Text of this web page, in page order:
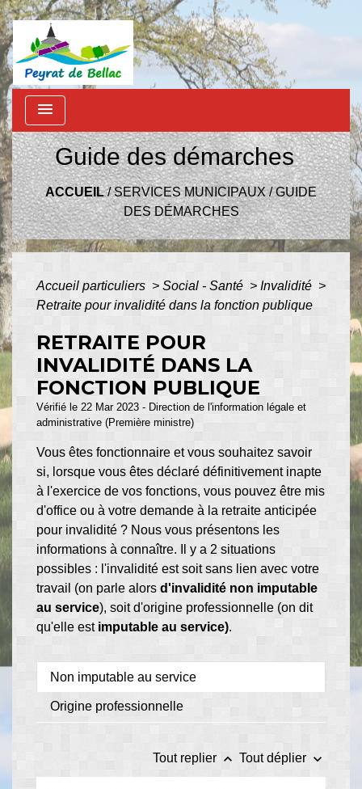
menu
Guide des démarches
ACCUEIL/SERVICES MUNICIPAUX/GUIDE
DES DÉMARCHES
Accueil particuliers > Social - Santé > Invalidité >
Retraite pour invalidité dans la fonction publique
RETRAITE POUR
INVALIDITÉ DANS LA
FONCTION PUBLIQUE
Vérifié le 22 Mar 2023 - Direction de l'information légale et
administrative (Première ministre)
Vous êtes fonctionnaire et vous souhaitez savoir
si, lorsque vous êtes déclaré définitivement inapte
à l'exercice de vos fonctions, vous pouvez être mis
d'office ou à votre demande à la retraite anticipée
pour invalidité ? Nous vous présentons les
informations à connaître. Il y a 2 situations
possibles : l'invalidité est soit sans lien avec votre
travail (on parle alors d'invalidité non imputable
au service), soit d'origine professionnelle (on dit
qu'elle est imputable au service).
Non imputable au service
Origine professionnelle
Tout replier keyboard_arrow_up Tout déplier keyboard_arrow_down